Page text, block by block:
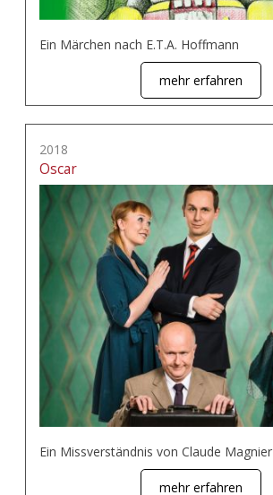
Ein Märchen nach E.T.A. Hoffmann
mehr erfahren
2018
Oscar
Ein Missverständnis von Claude Magnier
mehr erfahren